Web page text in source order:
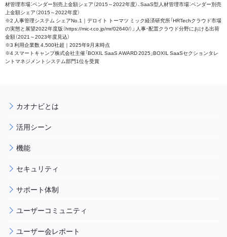
材管理市場：ベンダー別売上金額シェア（2015～2022年度）、SaaS型人材管理市場：ベンダー別売
上金額シェア（2015～2022年度）
※2 人事管理システム シェアNo.1｜デロイト トーマツ ミック経済研究所「HRTechクラウド市場
の実態と展望2022年度版（https://mic-r.co.jp/mr/02640/）」 人事・配置クラウド分野における出荷
金額（2021～2023年度見込）
※3 利用企業数 4,500社超｜2025年9月末時点
※4 スマートキャンプ株式会社主催「BOXIL SaaS AWARD 2025」BOXIL SaaSセクションタレ
ントマネジメントシステム部門1位を受賞
カオナビとは
活用シーン
機能
セキュリティ
サポート体制
ユーザーコミュニティ
ユーザー会レポート